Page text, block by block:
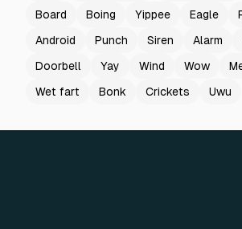
Board
Boing Yippee Eagle
Android
Punch Siren Alarm
Doorbell
Yay Wind Wow
Wet fart
Bonk Crickets Uwu